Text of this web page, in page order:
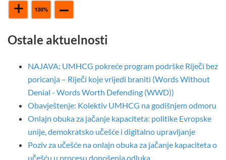
Ostale aktuelnosti
NAJAVA: UMHCG pokreće program podrške Riječi bez
poricanja – Riječi koje vrijedi braniti (Words Without
Denial - Words Worth Defending (WWD))
Obavještenje: Kolektiv UMHCG na godišnjem odmoru
Onlajn obuka za jačanje kapaciteta: politike Evropske
unije, demokratsko učešće i digitalno upravljanje
Poziv za učešće na onlajn obuka za jačanje kapaciteta o
učešću u procesu donošenja odluka